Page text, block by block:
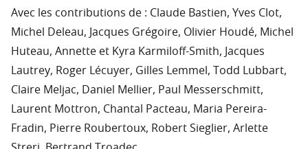
Avec les contributions de : Claude Bastien, Yves Clot,
Michel Deleau, Jacques Grégoire, Olivier Houdé, Michel
Huteau, Annette et Kyra Karmiloff-Smith, Jacques
Lautrey, Roger Lécuyer, Gilles Lemmel, Todd Lubbart,
Claire Meljac, Daniel Mellier, Paul Messerschmitt,
Laurent Mottron, Chantal Pacteau, Maria Pereira-
Fradin, Pierre Roubertoux, Robert Sieglier, Arlette